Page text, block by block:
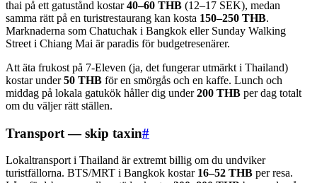
thai på ett gatustånd kostar40–60 THB (12–17 SEK), medan
samma rätt på en turistrestaurang kan kosta 150–250 THB.
Marknaderna som Chatuchak i Bangkok eller Sunday Walking
Street i Chiang Mai är paradis för budgetresenärer.
Att äta frukost på 7-Eleven (ja, det fungerar utmärkt i Thailand)
kostar under50 THB för en smörgås och en kaffe. Lunch och
middag på lokala gatukök håller dig under200 THB per dag totalt
om du väljer rätt ställen.
Transport — skip taxin#
Lokaltransport i Thailand är extremt billig om du undviker
turistfällorna. BTS/MRT i Bangkok kostar 16–52 THB per resa.